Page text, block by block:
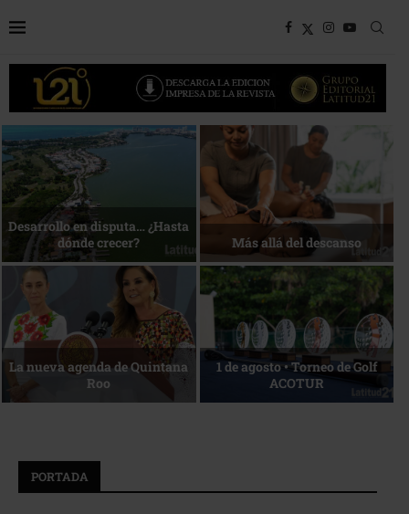
Bottega, un viaje servido a la
mesa
Energía que Impulsa la
competitividad
Reconocimiento de viajeros La esencia del servicio
PORTADA